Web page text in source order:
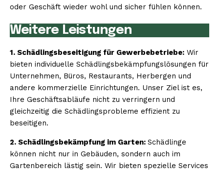
oder Geschäft wieder wohl und sicher fühlen können.
Weitere Leistungen
1. Schädlingsbeseitigung für Gewerbebetriebe: Wir
bieten individuelle Schädlingsbekämpfungslösungen für
Unternehmen, Büros, Restaurants, Herbergen und
andere kommerzielle Einrichtungen. Unser Ziel ist es,
Ihre Geschäftsabläufe nicht zu verringern und
gleichzeitig die Schädlingsprobleme effizient zu
beseitigen.
2. Schädlingsbekämpfung im Garten: Schädlinge
können nicht nur in Gebäuden, sondern auch im
Gartenbereich lästig sein. Wir bieten spezielle Services